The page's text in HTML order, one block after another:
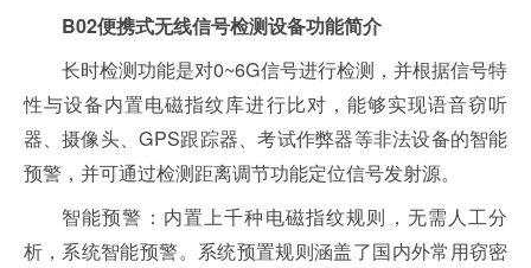
B02便携式无线信号检测设备功能简介
长时检测功能是对0~6G信号进行检测，并根据信号特
性与设备内置电磁指纹库进行比对，能够实现语音窃听
器、摄像头、GPS跟踪器、考试作弊器等非法设备的智能
预警，并可通过检测距离调节功能定位信号发射源。
智能预警：内置上千种电磁指纹规则，无需人工分
析，系统智能预警。系统预置规则涵盖了国内外常用窃密